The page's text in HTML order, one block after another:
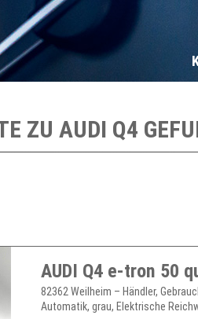
ZU AUDI Q4
82362 Weilheim – Händler,
Automatik, grau, Elektrische